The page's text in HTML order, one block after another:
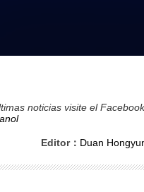
noticias visite el
Editor： Duan